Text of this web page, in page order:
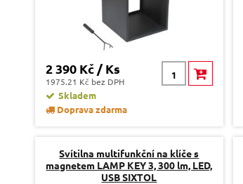
2 390 Kč / Ks
1975.21 Kč bez DPH
Skladem
Doprava zdarma
Svítilna multifunkční na klíče s
magnetem LAMP KEY 3, 300 lm, LED,
USB SIXTOL